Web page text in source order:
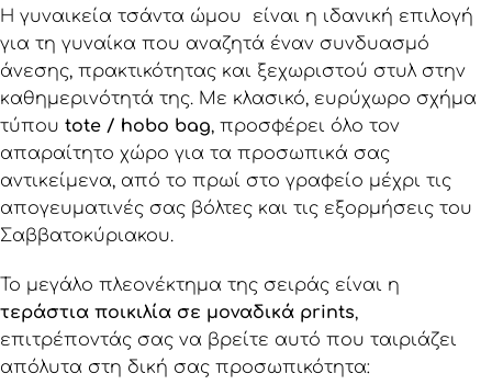
Η γυναικεία τσάντα ώμου είναι η ιδανική επιλογή
για τη γυναίκα που αναζητά έναν συνδυασμό
άνεσης, πρακτικότητας και ξεχωριστού στυλ στην
καθημερινότητά της. Με κλασικό, ευρύχωρο σχήμα
τύπου tote / hobo bag, προσφέρει όλο τον
απαραίτητο χώρο για τα προσωπικά σας
αντικείμενα, από το πρωί στο γραφείο μέχρι τις
απογευματινές σας βόλτες και τις εξορμήσεις του
Σαββατοκύριακου.
Το μεγάλο πλεονέκτημα της σειράς είναι η
τεράστια ποικιλία σε μοναδικά prints,
επιτρέποντάς σας να βρείτε αυτό που ταιριάζει
απόλυτα στη δική σας προσωπικότητα: